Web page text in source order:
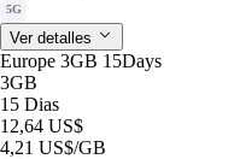
5G
Ver detalles
Europe 3GB 15Days
3GB
15 Dias
12,64 US$
4,21 US$/GB